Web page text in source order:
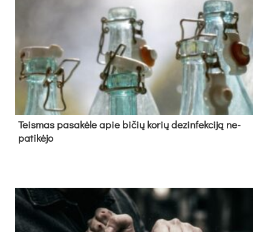
Teis­mas pa­sa­kė­le apie bi­čių ko­rių de­zin­fek­ci­ją ne­
pa­ti­kė­jo